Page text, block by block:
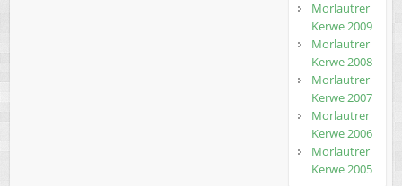
Morlautrer
Kerwe 2009
Morlautrer
Kerwe 2008
Morlautrer
Kerwe 2007
Morlautrer
Kerwe 2006
Morlautrer
Kerwe 2005